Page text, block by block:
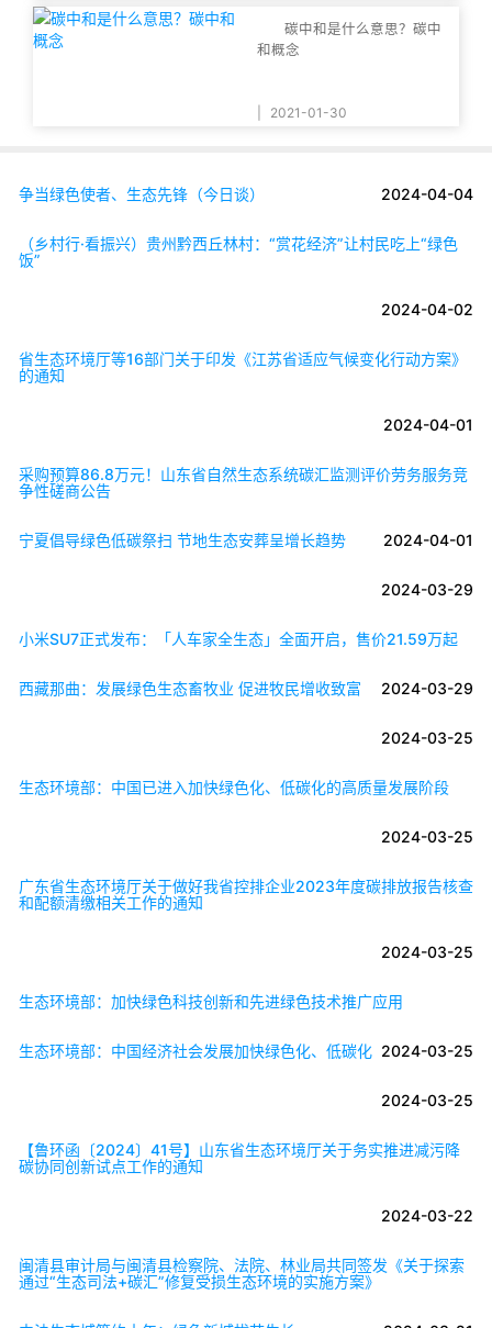
碳中和是什么意思？碳中
和概念
2021-01-30
争当绿色使者、生态先锋（今日谈） 2024-04-04
（乡村行·看振兴）贵州黔西丘林村：“赏花经济”让村民吃上“绿色
饭”
2024-04-02
省生态环境厅等16部门关于印发《江苏省适应气候变化行动方案》
的通知
2024-04-01
采购预算86.8万元！山东省自然生态系统碳汇监测评价劳务服务竞
争性磋商公告
2024-04-01
宁夏倡导绿色低碳祭扫 节地生态安葬呈增长趋势
2024-03-29
小米SU7正式发布：「人车家全生态」全面开启，售价21.59万起
2024-03-29
西藏那曲：发展绿色生态畜牧业 促进牧民增收致富
2024-03-25
生态环境部：中国已进入加快绿色化、低碳化的高质量发展阶段
2024-03-25
广东省生态环境厅关于做好我省控排企业2023年度碳排放报告核查
和配额清缴相关工作的通知
2024-03-25
生态环境部：加快绿色科技创新和先进绿色技术推广应用
2024-03-25
生态环境部：中国经济社会发展加快绿色化、低碳化
2024-03-25
【鲁环函〔2024〕41号】山东省生态环境厅关于务实推进减污降
碳协同创新试点工作的通知
2024-03-22
闽清县审计局与闽清县检察院、法院、林业局共同签发《关于探索
通过“生态司法+碳汇”修复受损生态环境的实施方案》